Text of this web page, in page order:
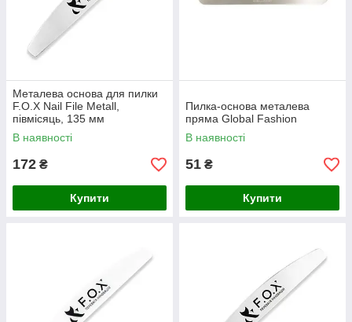
Металева основа для пилки
F.O.X Nail File Metall,
півмісяць, 135 мм
В наявності
172 ₴
Купити
Пилка-основа металева
пряма Global Fashion
В наявності
51 ₴
Купити